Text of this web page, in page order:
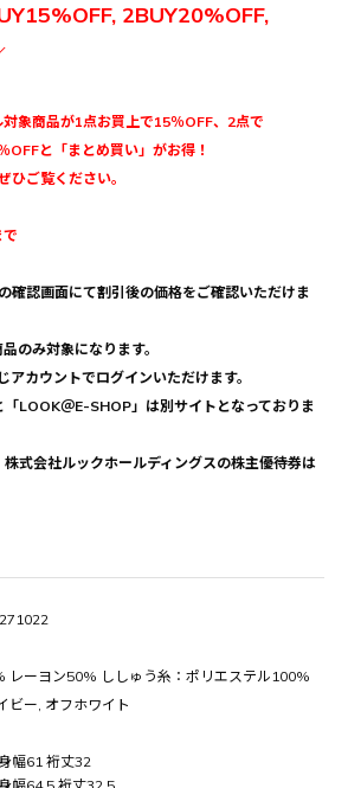
2BUY20%OFF,
対象商品が1点お買上で15％OFF、2点で
OFFと「まとめ買い」がお得！
ひご覧ください。
確認画面にて割引後の価格をご確認いただけま
のみ対象になります。
カウントでログインいただけます。
LOOK＠E-SHOP」は別サイトとなっておりま
式会社ルックホールディングスの株主優待券は
レーヨン50% ししゅう糸：ポリエステル100%
ビー, オフホワイト
幅61 裄丈32